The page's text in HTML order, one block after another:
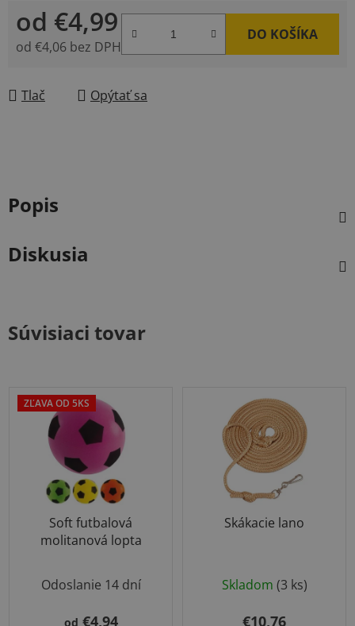
od €4,99
od €4,06 bez DPH
DO KOŠÍKA
Tlač Opýtať sa
Popis
Diskusia
Súvisiaci tovar
ZĽAVA OD 5KS
Soft futbalová
molitanová lopta
hodnotenie
produktu
Odoslanie 14 dní
od €4,94
Skákacie lano
hodnotenie
produktu
Skladom (3 ks)
€10,76